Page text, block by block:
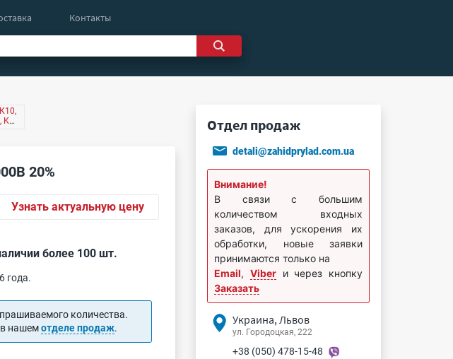
Контакты
КМ,
20%
Узнать актуальную цену
более 100 шт.
года.
количества.
в нашемотделе продаж.
Отдел продаж
detali@zahidprylad.com.ua
Внимание!
В связи с большим
количеством входных
заказов, для ускорения их
обработки, новые заявки
принимаются только на
Email, Viberи через кнопку
Заказать
Украина, Львов
ул. Городоцкая, 222
+38 (050) 478-15-48